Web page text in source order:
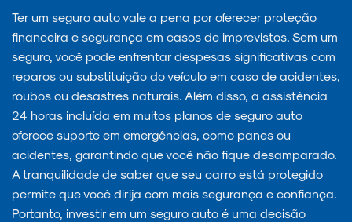
Ter um seguro auto vale a pena por oferecer proteção
financeira e segurança em casos de imprevistos. Sem um
seguro, você pode enfrentar despesas significativas com
reparos ou substituição do veículo em caso de acidentes,
roubos ou desastres naturais. Além disso, a assistência
24 horas incluída em muitos planos de seguro auto
oferece suporte em emergências, como panes ou
acidentes, garantindo que você não fique desamparado.
A tranquilidade de saber que seu carro está protegido
permite que você dirija com mais segurança e confiança.
Portanto, investir em um seguro auto é uma decisão